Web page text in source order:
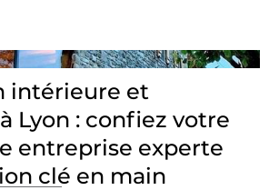
intérieure et
Lyon : confiez votre
entreprise experte
clé en main